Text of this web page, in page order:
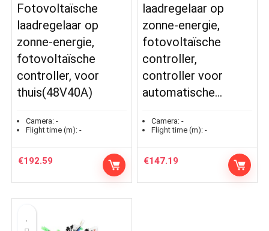
Fotovoltaïsche
laadregelaar op
zonne-energie,
fotovoltaïsche
controller, voor
thuis(48V40A)
Camera: -
Flight time (m): -
€192.59
laadregelaar op
zonne-energie,
fotovoltaïsche
controller,
controller voor
automatische…
Camera: -
Flight time (m): -
€147.19